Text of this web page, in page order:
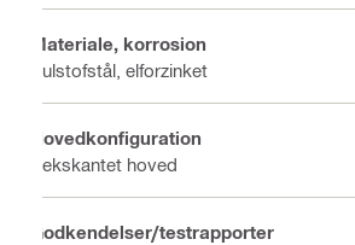
Materiale, korrosion
Kulstofstål, elforzinket
Hovedkonfiguration
Sekskantet hoved
Godkendelser/testrapporter